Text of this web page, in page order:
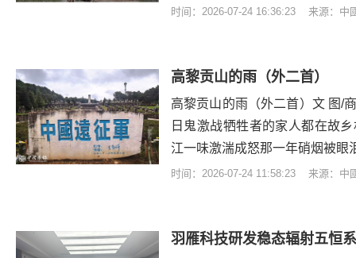
时间：2026-07-24 16:36:23 来源：中
​高黎贡山的雨（外二首）
高黎贡山的雨（外二首）文 图/
日鬼激战牺牲者的家人都在故
江一味激湍成怒那一年硝烟被眼
时间：2026-07-24 11:58:23 来源：中